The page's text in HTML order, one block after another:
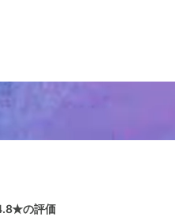
の評価